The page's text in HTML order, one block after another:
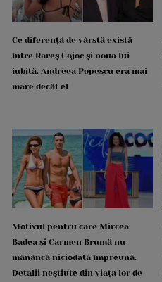
Ce diferență de vârstă există
între Rareș Cojoc și noua lui
iubită. Andreea Popescu era mai
mare decât el
Motivul pentru care Mircea
Badea și Carmen Brumă nu
mănâncă niciodată împreună.
Detalii neștiute din viața lor de